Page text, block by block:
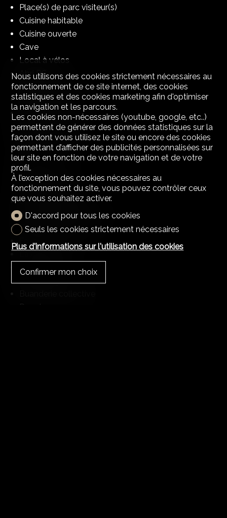
Place(s) de parc visiteur(s)
Cuisine habitable
Cuisine ouverte
Cave
Local à vélos
Abri PC
Non meublé
Armoires encastrées
Triple vitrage
Lumineux
Animaux bienvenus
Equipement
Cuisine équipée
Cuisine agencée
Plaques vitrocéramiques
Plaques à induction
Four
Lave-linge
Sèche-linge
Douche
Nous utilisons des cookies strictement nécessaires au
fonctionnement de ce site internet, des cookies
statistiques et des cookies marketing afin d'optimiser
la navigation et les parcours.
Les cookies non-nécessaires (youtube, google, etc..)
permettent de générer des données statistiques sur la
façon dont vous utilisez le site ou encore des cookies
permettant d’afficher des publicités personnalisées sur
leur site en fonction de votre navigation et de votre
profil.
À l’exception des cookies nécessaires au
fonctionnement du site, vous pouvez contrôler ceux
que vous souhaitez activer.
D'accord pour tous les cookies
Seuls les cookies strictement nécessaires
Plus d'informations sur l'utilisation des cookies
Confirmer mon choix